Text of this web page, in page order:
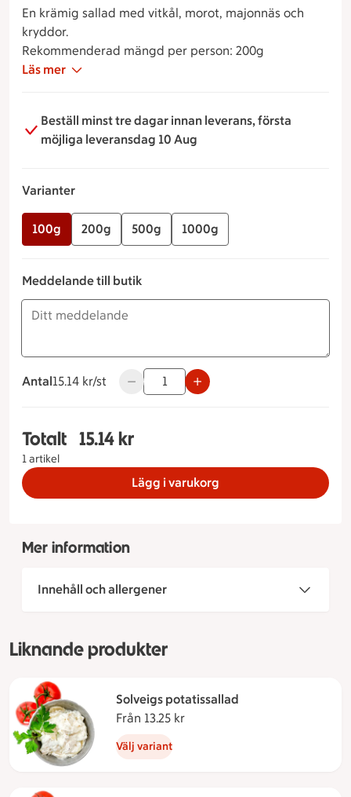
En krämig sallad med vitkål, morot, majonnäs och
kryddor.
Rekommenderad mängd per person: 200g
Läs mer
Beställ minst tre dagar innan leverans, första
möjliga leveransdag 10 Aug
Varianter
100g 200g 500g 1000g
Meddelande till butik
Antal
15.14 kronor styck
15.14 kr/st Använd knapparna för att minska eller
Totalt
1 artikel
Totalt 1 stycken Coleslaw Varianter 100g, 15.14
15.14 kr
Lägg i varukorg
Mer information
Innehåll och allergener
Liknande produkter
Solveigs potatissallad
Från 13.25 kr
Välj variant